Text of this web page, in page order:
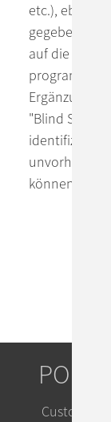
etc.), ebenso
auf die
Ergänzung
"Blind Spots"
identifizieren
können.
Custom IT